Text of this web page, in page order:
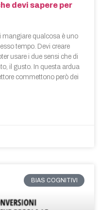
devi sapere per
mangiare qualcosa è uno
tempo. Devi creare
usare i due sensi che di
il gusto. In questa ardua
commettono però dei
BIAS COGNITIVI